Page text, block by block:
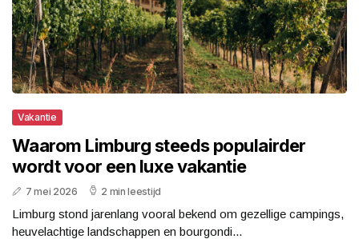
Vakantie
Waarom Limburg steeds populairder
wordt voor een luxe vakantie
7 mei 2026 2 min leestijd
Limburg stond jarenlang vooral bekend om gezellige campings,
heuvelachtige landschappen en bourgondi...